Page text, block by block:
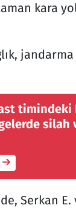
kara
silah
Serkan E.